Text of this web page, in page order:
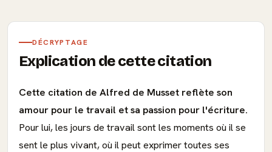
DÉCRYPTAGE
Explication de cette citation
Cette citation de Alfred de Musset reflète son
amour pour le travail et sa passion pour l'écriture.
Pour lui, les jours de travail sont les moments où il se
sent le plus vivant, où il peut exprimer toutes ses